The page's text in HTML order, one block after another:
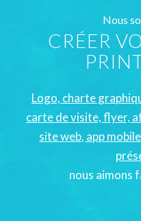
Nous
CRÉER
Logo, charte
carte de visite, flyer,
site web, app
nous aimons